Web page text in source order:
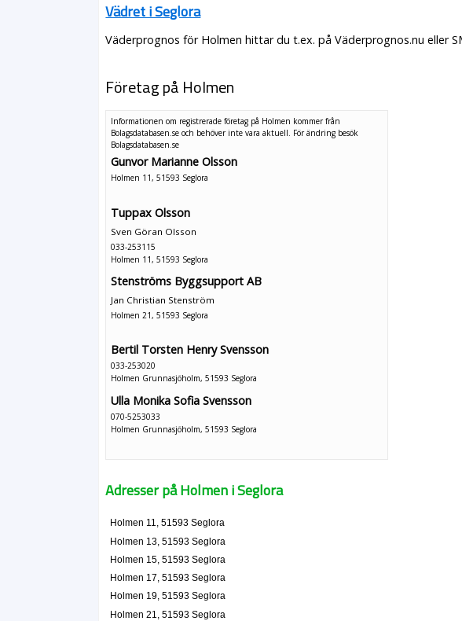
Vädret i Seglora
Väderprognos för Holmen hittar du t.ex. på Väderprognos.nu eller
Företag på Holmen
Informationen om registrerade företag på Holmen kommer från
Bolagsdatabasen.se och behöver inte vara aktuell. För ändring besök
Bolagsdatabasen.se
Gunvor Marianne Olsson
Holmen 11, 51593 Seglora
Tuppax Olsson
Sven Göran Olsson
033-253115
Holmen 11, 51593 Seglora
Stenströms Byggsupport AB
Jan Christian Stenström
Holmen 21, 51593 Seglora
Bertil Torsten Henry Svensson
033-253020
Holmen Grunnasjöholm, 51593 Seglora
Ulla Monika Sofia Svensson
070-5253033
Holmen Grunnasjöholm, 51593 Seglora
Adresser på Holmen i Seglora
Holmen 11, 51593 Seglora
Holmen 13, 51593 Seglora
Holmen 15, 51593 Seglora
Holmen 17, 51593 Seglora
Holmen 19, 51593 Seglora
Holmen 21, 51593 Seglora